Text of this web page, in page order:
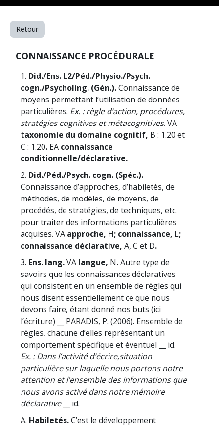
[[nav-toggle]]
toggle]]
Retour
CONNAISSANCE PROCÉDURALE
1. Did./Ens. L2/Péd./Physio./Psych.
cogn./Psycholing. (Gén.).Connaissance de
moyens permettant l’utilisation de données
particulières. Ex. : règle d’action, procédures,
stratégies cognitives et métacognitives. VA
taxonomie du domaine cognitif, B : 1.20 et
C : 1.20. EA connaissance
conditionnelle/déclarative.
2. Did./Péd./Psych. cogn. (Spéc.).
Connaissance d’approches, d’habiletés, de
méthodes, de modèles, de moyens, de
procédés, de stratégies, de techniques, etc.
pour traiter des informations particulières
acquises. VA approche, H; connaissance, L;
connaissance déclarative, A, C et D.
3. Ens. lang.VA langue, N.Autre type de
savoirs que les connaissances déclaratives
qui consistent en un ensemble de règles qui
nous disent essentiellement ce que nous
devons faire, étant donné nos buts (ici
l’écriture) __ PARADIS, P. (2006). Ensemble de
règles, chacune d’elles représentant un
comportement spécifique et éventuel __ id.
Ex. : Dans l’activité d’écrire,situation
particulière sur laquelle nous portons notre
attention et l’ensemble des informations que
nous avons activé dans notre mémoire
déclarative
__ id.
A. Habiletés.C’est le développement